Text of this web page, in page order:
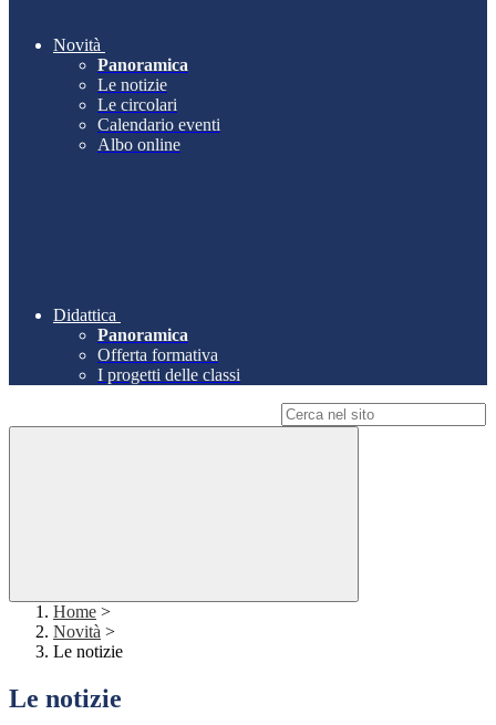
Novità
Panoramica
Le notizie
Le circolari
Calendario eventi
Albo online
Didattica
Panoramica
Offerta formativa
I progetti delle classi
Home >
Novità >
Le notizie
Le notizie